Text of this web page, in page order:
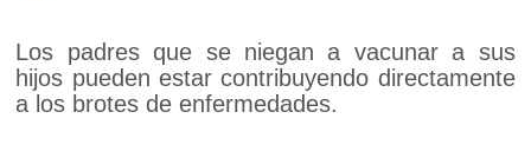
Los padres que se niegan a vacunar a sus
hijos pueden estar contribuyendo directamente
a los brotes de enfermedades.